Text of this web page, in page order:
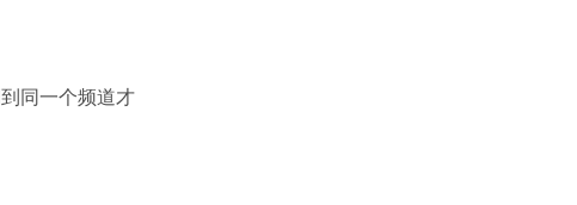
同一个频道才